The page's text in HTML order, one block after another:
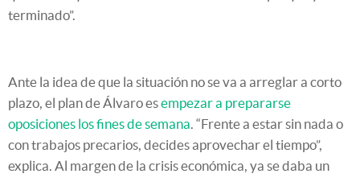
terminado”.
Ante la idea de que la situación no se va a arreglar a corto
plazo, el plan de Álvaro esempezar a prepararse
oposiciones los fines de semana. “Frente a estar sin nada o
con trabajos precarios, decides aprovechar el tiempo”,
explica. Al margen de la crisis económica, ya se daba un